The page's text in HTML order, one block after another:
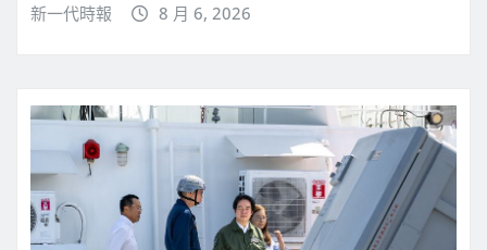
新一代時報 8 月 6, 2026